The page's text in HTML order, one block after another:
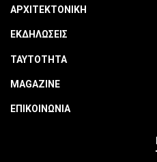
ΑΡΧΙΤΕΚΤΟΝΙΚΗ
ΕΚΔΗΛΩΣΕΙΣ
ΤΑΥΤΟΤΗΤΑ
MAGAZINE
ΕΠΙΚΟΙΝΩΝΙΑ